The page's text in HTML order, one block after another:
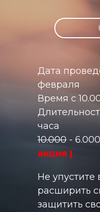
Дата
февраля
Время с
часа
10.000 - 6.000
акция )
Не упустите
расширить
защитить